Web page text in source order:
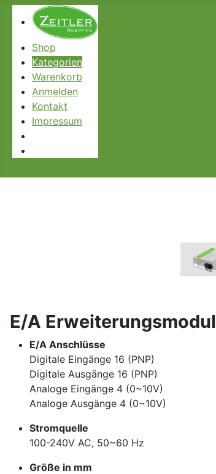
Shop
Kategorien
Warenkorb
Anmelden
Kontakt
Impressum
E/A Erweiterungsmodul
E/A Anschlüsse
Digitale Eingänge 16 (PNP)
Digitale Ausgänge 16 (PNP)
Analoge Eingänge 4 (0~10V)
Analoge Ausgänge 4 (0~10V)
Stromquelle
100-240V AC, 50~60 Hz
Größe in mm